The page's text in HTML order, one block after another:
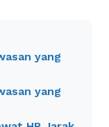
yang
yang